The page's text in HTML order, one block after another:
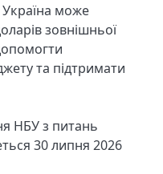
може
зовнішньої
та підтримати
НБУ з питань
30 липня 2026